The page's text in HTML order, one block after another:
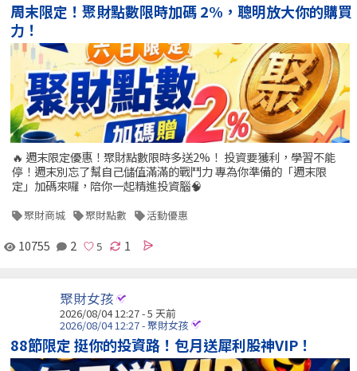
周末限定！聚財點數限時加碼 2%，聰明放大你的購買
力！
🔥 週末限定優惠！聚財點數限時多送2%！ 投資要獲利，學習不能
停！週末別忘了幫自己儲值滿滿的戰鬥力 專為你準備的「週末限
定」加碼來囉，陪你一起精進投資腦🧠
聚財商城 聚財點數 活動優惠
10755 2 1
聚財女孩
2026/08/04 12:27 - 5 天前
2026/08/04 12:27 - 聚財女孩
88節限定 挺你的投資路！包月送犀利股神VIP！